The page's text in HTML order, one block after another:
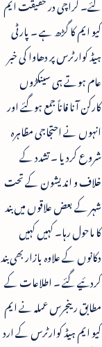
کیو ایم کا گڑھ ہے ۔ پارٹی
ہیڈ کوارٹرس پر دھاوا کی خبر
عام ہوتے ہی سینکڑوں
کارکن آنا فاناً جمع ہوگئے اور
انہوں نے احتجاجی مظاہرہ
شروع کردیا ۔ تشدد کے
خلاف و اندیشون کے تحت
شہر کے بعض علاقوں میں بند
کا ماحول رہا۔ کہیں کہیں
دکانوں کے علاوہ بازار بھی بند
کردئیے گئے ۔ اطلاعات کے
مطابق رینجرس عملہ نے ایم
کیو ایم ہیڈ کوارٹرس کے ارد